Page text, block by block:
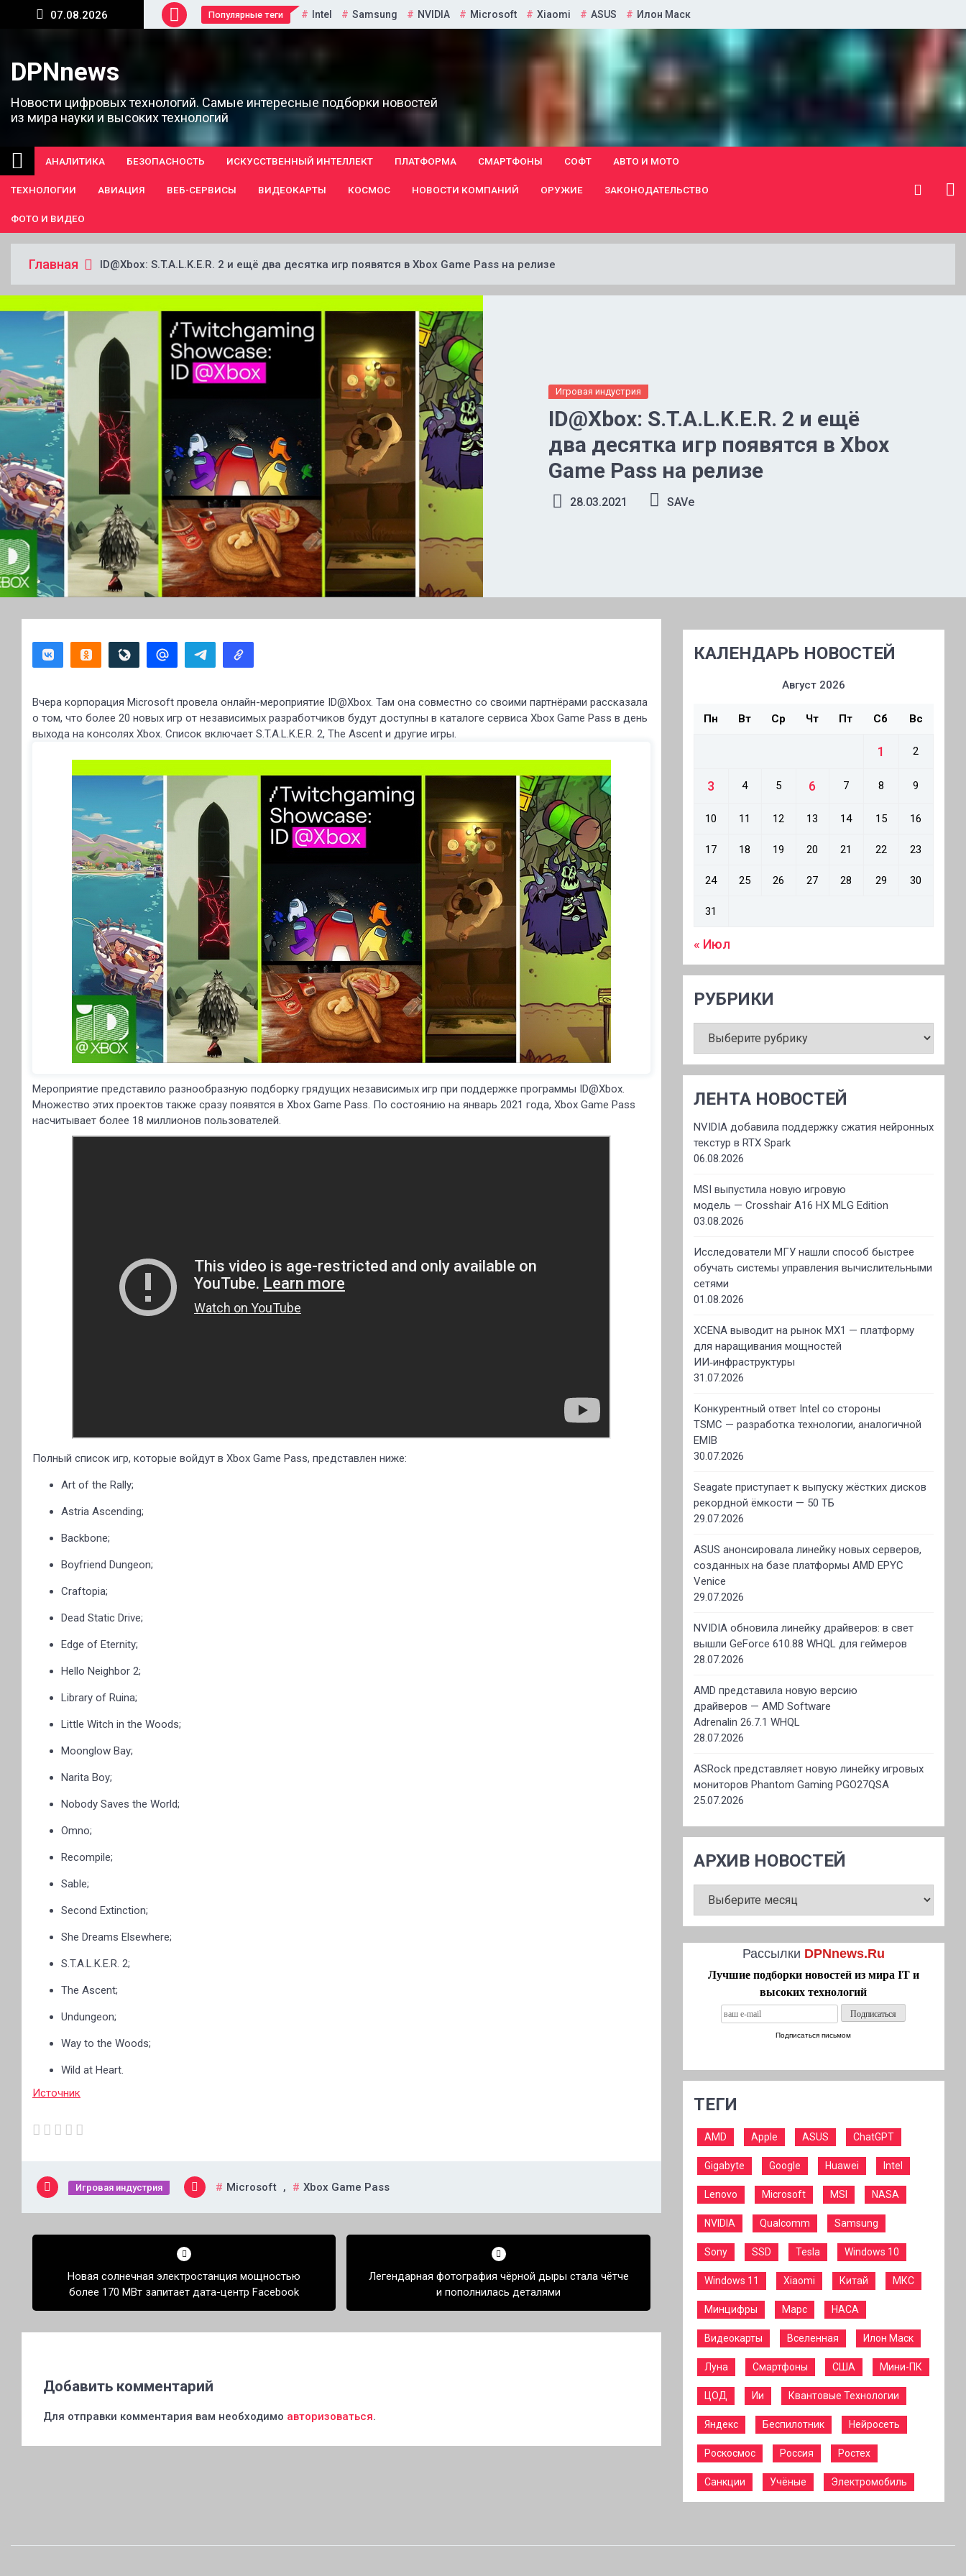
Перейти
07.08.2026 Популярные теги Intel Samsung NVIDIA Microsoft Xiaomi ASUS Илон Маск
DPNnews
Новости цифровых технологий. Самые интересные подборки новостей
из мира науки и высоких технологий
АНАЛИТИКА БЕЗОПАСНОСТЬ ИСКУССТВЕННЫЙ ИНТЕЛЛЕКТ ПЛАТФОРМА СМАРТФОНЫ СОФТ АВТО И МОТО
ТЕХНОЛОГИИ АВИАЦИЯ ВЕБ-СЕРВИСЫ ВИДЕОКАРТЫ КОСМОС НОВОСТИ КОМПАНИЙ ОРУЖИЕ ЗАКОНОДАТЕЛЬСТВО
ФОТО И ВИДЕО
Главная ID@Xbox: S.T.A.L.K.E.R. 2 и ещё два десятка игр появятся в Xbox Game Pass на релизе
Игровая индустрия
ID@Xbox: S.T.A.L.K.E.R. 2 и ещё
два десятка игр появятся в Xbox
Game Pass на релизе
28.03.2021 SAVe
Вчера корпорация Microsoft провела онлайн-мероприятие ID@Xbox. Там она совместно со своими партнёрами рассказала
о том, что более 20 новых игр от независимых разработчиков будут доступны в каталоге сервиса Xbox Game Pass в день
выхода на консолях Xbox. Список включает S.T.A.L.K.E.R. 2, The Ascent и другие игры.
Мероприятие представило разнообразную подборку грядущих независимых игр при поддержке программы ID@Xbox.
Множество этих проектов также сразу появятся в Xbox Game Pass. По состоянию на январь 2021 года, Xbox Game Pass
насчитывает более 18 миллионов пользователей.
Полный список игр, которые войдут в Xbox Game Pass, представлен ниже:
Art of the Rally;
Astria Ascending;
Backbone;
Boyfriend Dungeon;
Craftopia;
Dead Static Drive;
Edge of Eternity;
Hello Neighbor 2;
Library of Ruina;
Little Witch in the Woods;
Moonglow Bay;
Narita Boy;
Nobody Saves the World;
Omno;
Recompile;
Sable;
Second Extinction;
She Dreams Elsewhere;
S.T.A.L.K.E.R. 2;
The Ascent;
Undungeon;
Way to the Woods;
Wild at Heart.
Источник
Игровая индустрия Microsoft , Xbox Game Pass
Навигация
записямНовая солнечная электростанция мощностью
более 170 МВт запитает дата-центр Facebook
Легендарная фотография чёрной дыры стала чётче
и пополнилась деталями
Добавить комментарий
Для отправки комментария вам необходимо авторизоваться.
КАЛЕНДАРЬ НОВОСТЕЙ
Август 2026
Пн Вт Ср Чт Пт Сб Вс
1 2
3 4 5 6 7 8 9
10 11 12 13 14 15 16
17 18 19 20 21 22 23
24 25 26 27 28 29 30
31
« Июл
РУБРИКИ
ЛЕНТА НОВОСТЕЙ
NVIDIA добавила поддержку сжатия нейронных
текстур в RTX Spark
06.08.2026
MSI выпустила новую игровую
модель — Crosshair A16 HX MLG Edition
03.08.2026
Исследователи МГУ нашли способ быстрее
обучать системы управления вычислительными
сетями
01.08.2026
XCENA выводит на рынок MX1 — платформу
для наращивания мощностей
ИИ‑инфраструктуры
31.07.2026
Конкурентный ответ Intel со стороны
TSMC — разработка технологии, аналогичной
EMIB
30.07.2026
Seagate приступает к выпуску жёстких дисков
рекордной ёмкости — 50 ТБ
29.07.2026
ASUS анонсировала линейку новых серверов,
созданных на базе платформы AMD EPYC
Venice
29.07.2026
NVIDIA обновила линейку драйверов: в свет
вышли GeForce 610.88 WHQL для геймеров
28.07.2026
AMD представила новую версию
драйверов — AMD Software
Adrenalin 26.7.1 WHQL
28.07.2026
ASRock представляет новую линейку игровых
мониторов Phantom Gaming PGO27QSA
25.07.2026
АРХИВ НОВОСТЕЙ
НОВОСТЕЙ
Рассылки DPNnews.Ru
Лучшие подборки новостей из мира IT и
высоких технологий
Подписаться письмом
ТЕГИ
AMD Apple ASUS ChatGPT
Gigabyte Google Huawei Intel
Lenovo Microsoft MSI NASA
NVIDIA Qualcomm Samsung
Sony SSD Tesla Windows 10
Windows 11 Xiaomi Китай МКС
Минцифры Марс НАСА
Видеокарты Вселенная Илон Маск
Луна Смартфоны США Мини-ПК
ЦОД Ии Квантовые Технологии
Яндекс Беспилотник Нейросеть
Роскосмос Россия Ростех
Санкции Учёные Электромобиль